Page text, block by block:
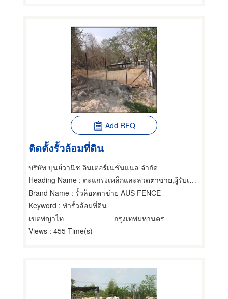
Add RFQ
ติดตั้งรั้วล้อมที่ดิน
บริษัท บุนย์วานิช อินเตอร์เนชั่นแนล จำกัด
Heading Name : ตะแกรงเหล็กและลวดตาข่าย,ผู้รับเหมาทำรั้ว,เสาหลักใช้ทำรั้ว
Brand Name : รั้วล็อคตาข่าย AUS FENCE
Keyword : ทำรั้วล้อมที่ดิน
เขตพญาไท
กรุงเทพมหานคร
Views : 455 Time(s)